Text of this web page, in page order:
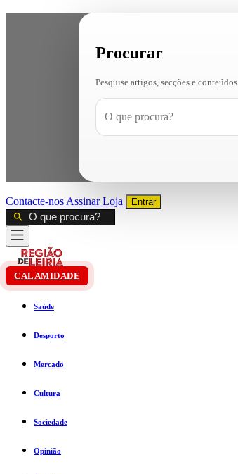
Procurar
Pesquise artigos, secções e conteúdos
Contacte-nos AssinarLoja Entrar
CALAMIDADE
Saúde
Desporto
Mercado
Cultura
Sociedade
Opinião